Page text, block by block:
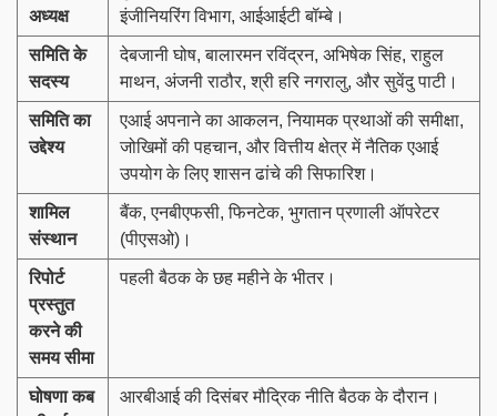
अध्यक्ष
इंजीनियरिंग विभाग, आईआईटी बॉम्बे।
समिति के
सदस्य
देबजानी घोष, बालारमन रविंद्रन, अभिषेक सिंह, राहुल
माथन, अंजनी राठौर, श्री हरि नगरालु, और सुवेंदु पाटी।
समिति का
उद्देश्य
एआई अपनाने का आकलन, नियामक प्रथाओं की समीक्षा,
जोखिमों की पहचान, और वित्तीय क्षेत्र में नैतिक एआई
उपयोग के लिए शासन ढांचे की सिफारिश।
शामिल
संस्थान
बैंक, एनबीएफसी, फिनटेक, भुगतान प्रणाली ऑपरेटर
(पीएसओ)।
रिपोर्ट
प्रस्तुत
करने की
समय सीमा
पहली बैठक के छह महीने के भीतर।
घोषणा कब
आरबीआई की दिसंबर मौद्रिक नीति बैठक के दौरान।